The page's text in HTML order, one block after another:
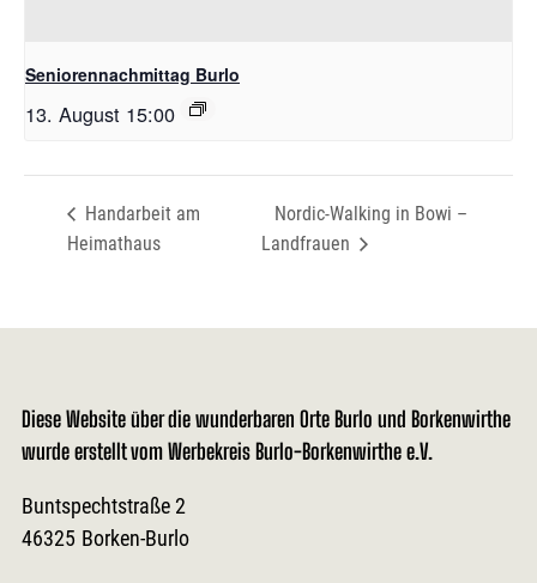
Seniorennachmittag Burlo
13. August 15:00
Handarbeit am
Heimathaus
Nordic-Walking in Bowi –
Landfrauen
Diese Website über die wunderbaren Orte Burlo und Borkenwirthe
wurde erstellt vom Werbekreis Burlo-Borkenwirthe e.V.
Buntspechtstraße 2
46325 Borken-Burlo